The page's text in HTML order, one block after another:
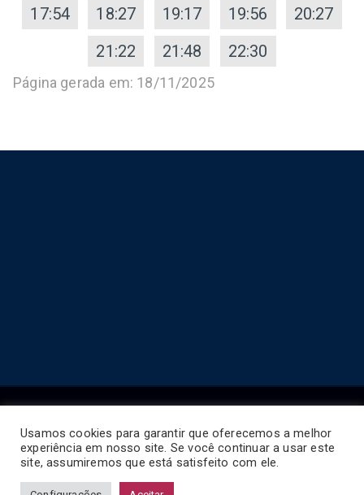
17:54
18:27 19:17 19:56
20:27
21:22
21:48 22:30
Página gerada em: 18/11/2025
Copyright © 2026 Horário de Ônibus BR
Usamos cookies para garantir que oferecemos a melhor
experiência em nosso site. Se você continuar a usar este
site, assumiremos que está satisfeito com ele.